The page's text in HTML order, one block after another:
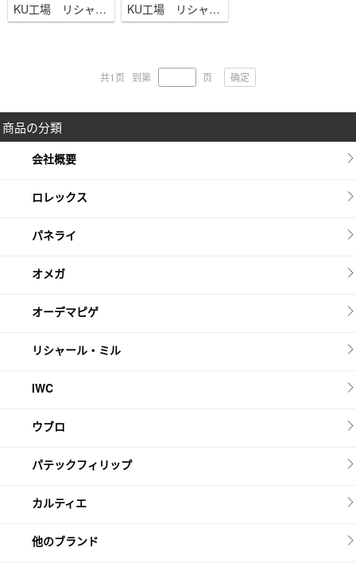
KU工場 リシャール・ミル RM50-03 カーボン ホワイト トゥールビヨン クロノグラフ KU工場 リシャール・ミル RM50-03 カーボン レッド トゥールビヨン クロノグラフ
共1页 到第 页 确定
商品の分類
会社概要
ロレックス
パネライ
オメガ
オーデマピゲ
リシャール・ミル
IWC
ウブロ
パテックフィリップ
カルティエ
他のブランド